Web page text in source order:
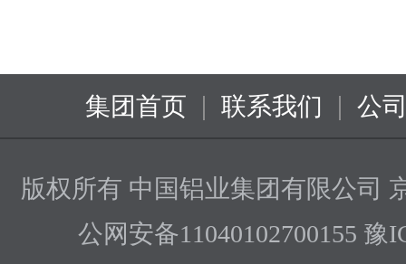
集团首页 | 联系我们 | 公
版权所有 中国铝业集团有限公司
公网安备11040102700155 豫